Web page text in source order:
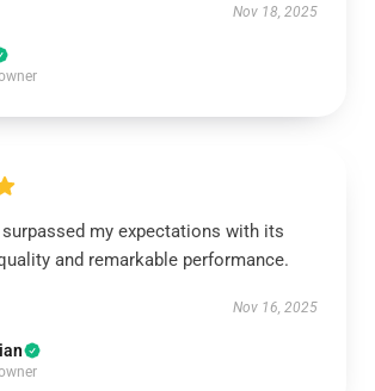
Nov 18, 2025
my expectations with its
and remarkable performance.
Nov 16, 2025